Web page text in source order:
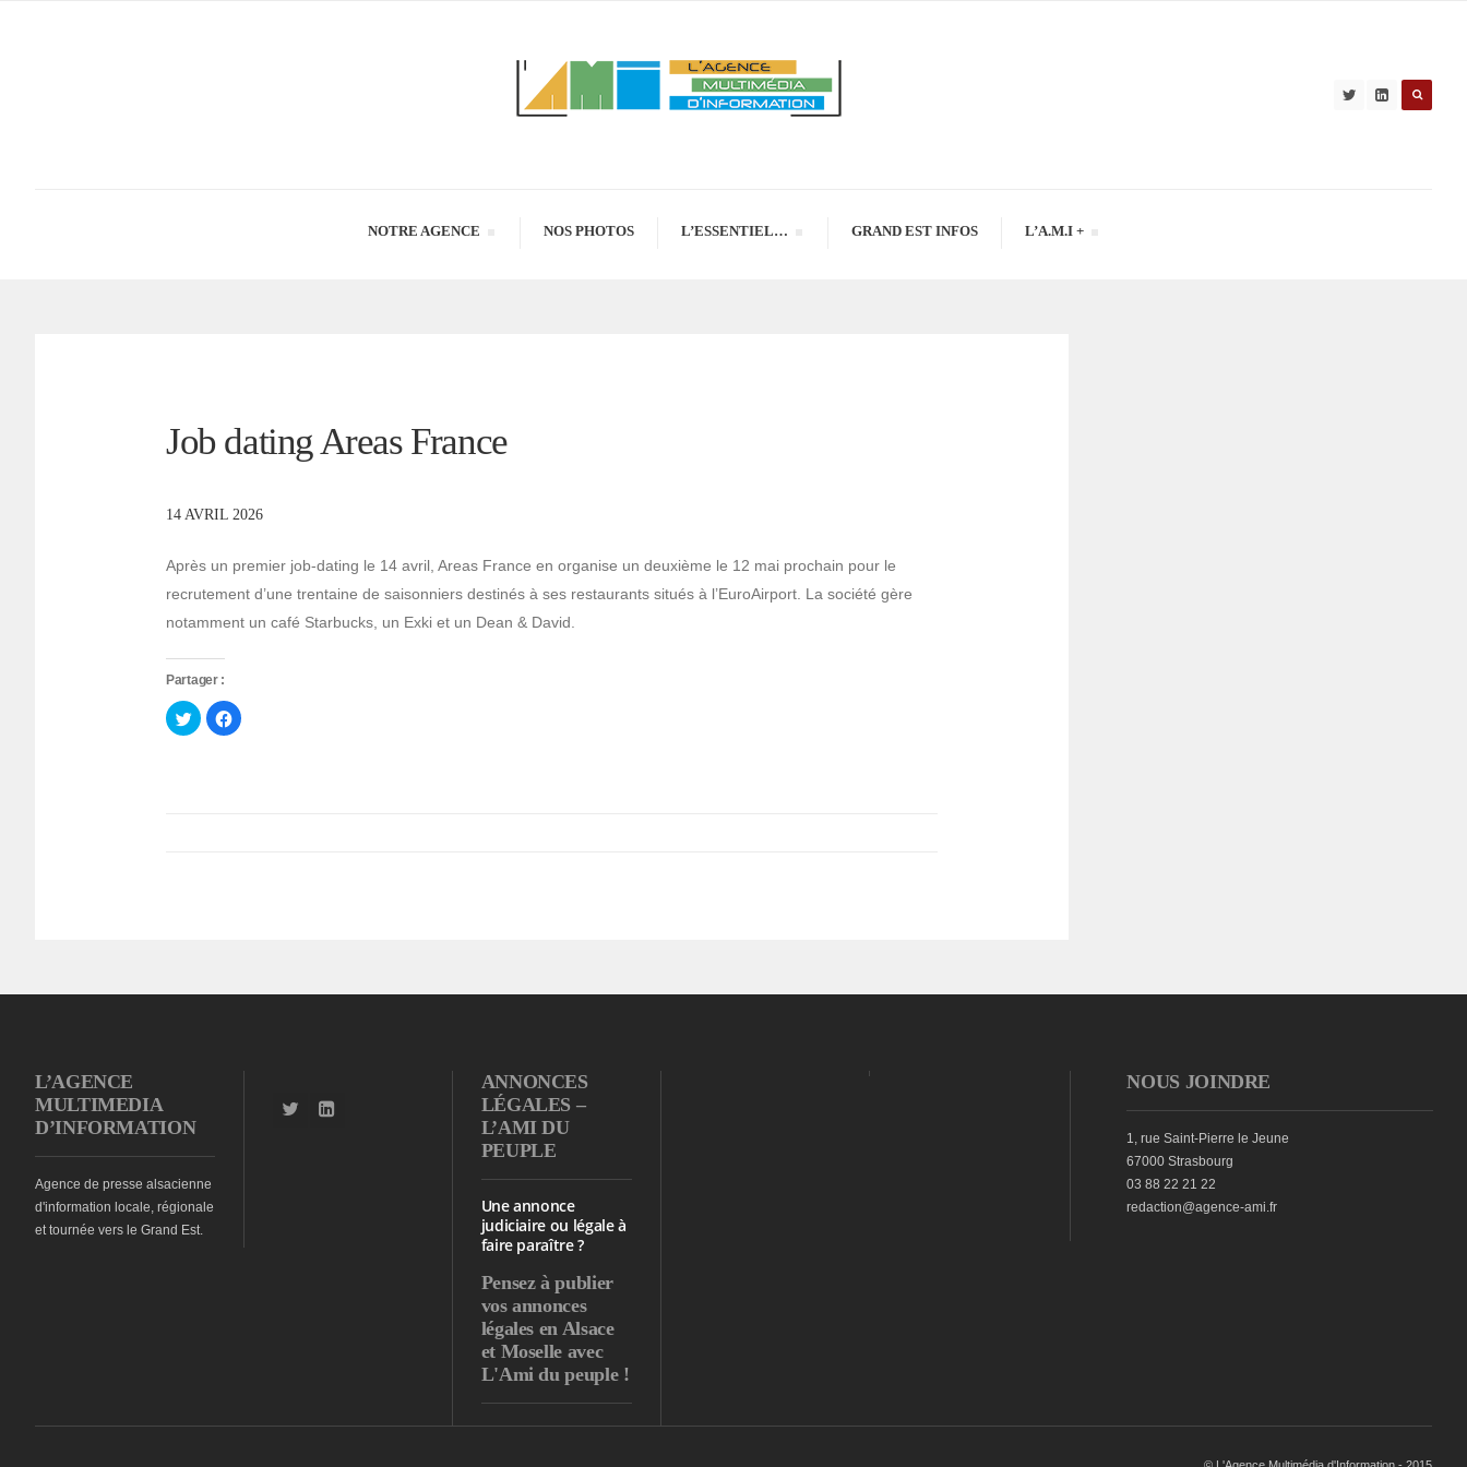
NOTRE AGENCE NOS PHOTOS L’ESSENTIEL… GRAND EST INFOS L’A.M.I +
Job dating Areas France
14 AVRIL 2026
Après un premier job-dating le 14 avril, Areas France en organise un deuxième le 12 mai prochain pour le
recrutement d’une trentaine de saisonniers destinés à ses restaurants situés à l’EuroAirport. La société gère
notamment un café Starbucks, un Exki et un Dean & David.
Partager :
Cliquez
pour
partager
Cliquez
pour
L’AGENCE
MULTIMEDIA
D’INFORMATION
Agence de presse alsacienne
d'information locale, régionale
et tournée vers le Grand Est.
ANNONCES
LÉGALES –
L’AMI DU
PEUPLE
Une annonce
judiciaire ou légale à
faire paraître ?
Pensez à publier
vos annonces
légales en Alsace
et Moselle avec
L'Ami du peuple !
NOUS JOINDRE
1, rue Saint-Pierre le Jeune
67000 Strasbourg
03 88 22 21 22
redaction@agence-ami.fr